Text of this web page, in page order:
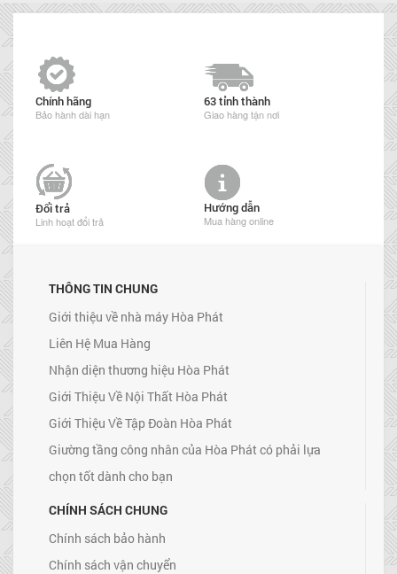
Chính hãng
Bảo hành dài hạn
63 tỉnh thành
Giao hàng tận nơi
Đổi trả
Linh hoạt đổi trả
Hướng dẫn
Mua hàng online
THÔNG TIN CHUNG
Giới thiệu về nhà máy Hòa Phát
Liên Hệ Mua Hàng
Nhận diện thương hiệu Hòa Phát
Giới Thiệu Về Nội Thất Hòa Phát
Giới Thiệu Về Tập Đoàn Hòa Phát
Giường tầng công nhân của Hòa Phát có phải lựa
chọn tốt dành cho bạn
CHÍNH SÁCH CHUNG
Chính sách bảo hành
Chính sách vận chuyển